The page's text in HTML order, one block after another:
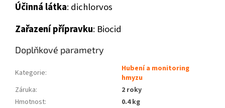
Účinná látka: dichlorvos
Zařazení přípravku: Biocid
Doplňkové parametry
Kategorie:
Hubení a monitoring
hmyzu
Záruka:
2 roky
Hmotnost:
0.4 kg